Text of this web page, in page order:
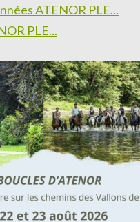
ATENOR PLE...
PLE...